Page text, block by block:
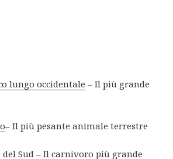
lungo occidentale – Il più grande
– Il più pesante animale terrestre
Sud – Il carnivoro più grande